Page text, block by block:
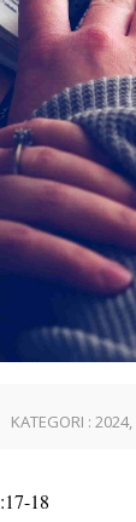
KATEGORI : 2024,
18